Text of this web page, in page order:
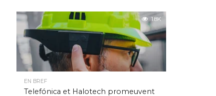
1.8K
EN BREF
Telefónica et Halotech promeuvent